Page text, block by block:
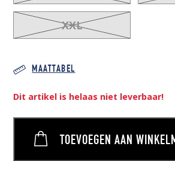
XXL
MAATTABEL
Dit artikel is helaas niet leverbaar!
TOEVOEGEN AAN